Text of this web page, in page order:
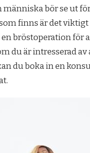
bör se ut
finns är det viktigt
bröstoperation för
du är intresserad
du boka in en